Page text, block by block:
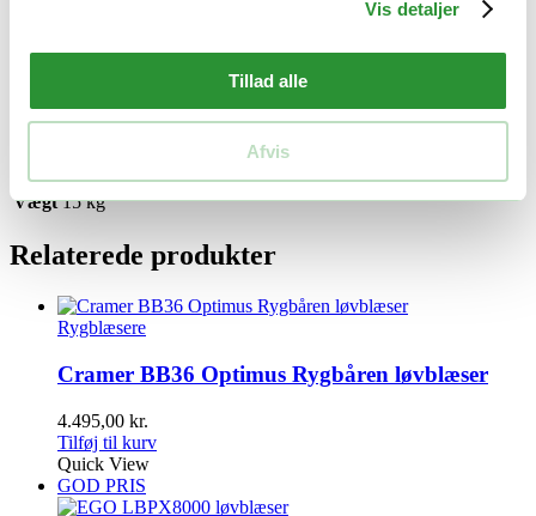
Vis detaljer
Tillad alle
Afvis
Yderligere information
Vægt 15 kg
Relaterede produkter
Rygblæsere
Cramer BB36 Optimus Rygbåren løvblæser
4.495,00 kr.
Tilføj til kurv
Quick View
GOD PRIS